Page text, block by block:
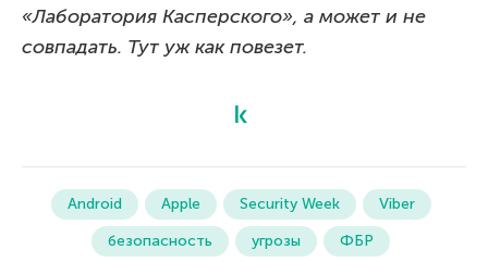
«Лаборатория Касперского», а может и не
совпадать. Тут уж как повезет.
Android Apple Security Week
Viber
безопасность
угрозы
ФБР